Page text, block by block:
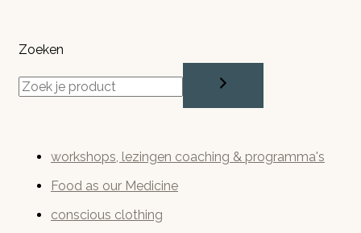
worden
Zoeken
workshops, lezingen coaching & programma's
Food as our Medicine
conscious clothing